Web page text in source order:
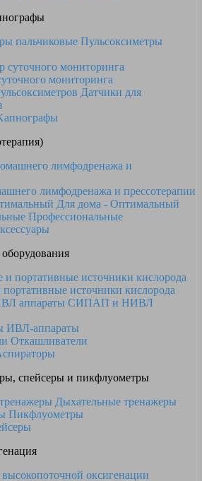
Пульсоксиметры
мониторинга
Датчики для
лимфодренажа и прессотерапии
Для дома - Оптимальный
Профессиональные
источники кислорода
СИПАП и НИВЛ
ИВЛ-аппараты
Откашливатели
спейсеры и пикфлуометры
Дыхательные тренажеры
Пикфлуометры